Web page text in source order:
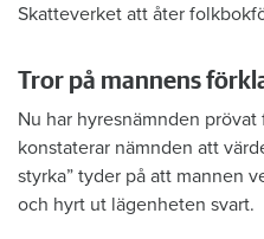
Skatteverket att åter
Tror på mannens
Nu har hyresnämnden
konstaterar nämnden att
styrka” tyder på att mannen
och hyrt ut lägenheten svart.